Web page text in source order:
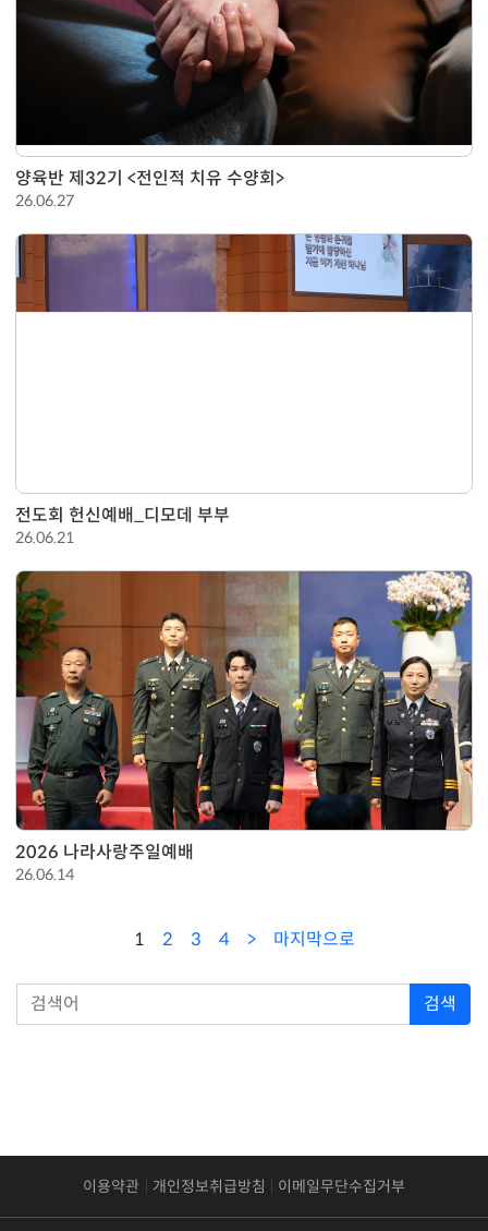
양육반 제32기 <전인적 치유 수양회>
26.06.27
전도회 헌신예배_디모데 부부
26.06.21
2026 나라사랑주일예배
26.06.14
1 2 3 4 마지막으로
검색
이용약관 개인정보취급방침 이메일무단수집거부